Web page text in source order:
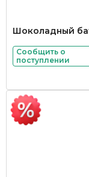
Шоколадный
Сообщить о
поступлении